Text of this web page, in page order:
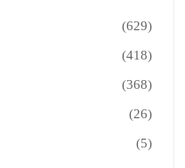
(629)
(418)
(368)
(26)
(5)